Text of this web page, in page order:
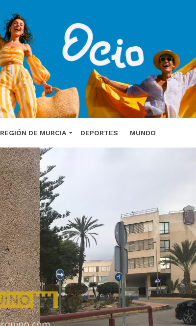
REGIÓN DE MURCIA DEPORTES MUNDO